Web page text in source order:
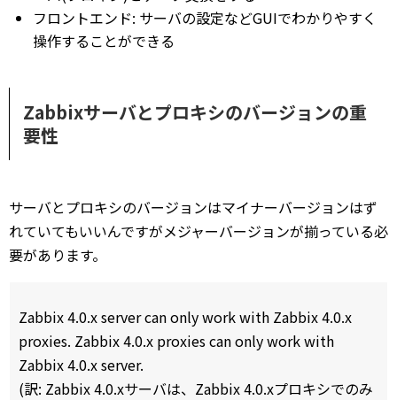
フロントエンド: サーバの設定などGUIでわかりやすく
操作することができる
Zabbixサーバとプロキシのバージョンの重
要性
サーバとプロキシのバージョンはマイナーバージョンはず
れていてもいいんですがメジャーバージョンが揃っている必
要があります。
Zabbix 4.0.x server can only work with Zabbix 4.0.x
proxies. Zabbix 4.0.x proxies can only work with
Zabbix 4.0.x server.
(訳: Zabbix 4.0.xサーバは、Zabbix 4.0.xプロキシでのみ